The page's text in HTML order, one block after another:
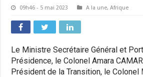
09h46 - 5 mai 2023 A la une,Afrique
Le Ministre Secrétaire Général et
Présidence, le Colonel Amara
Président de la Transition, le Colonel